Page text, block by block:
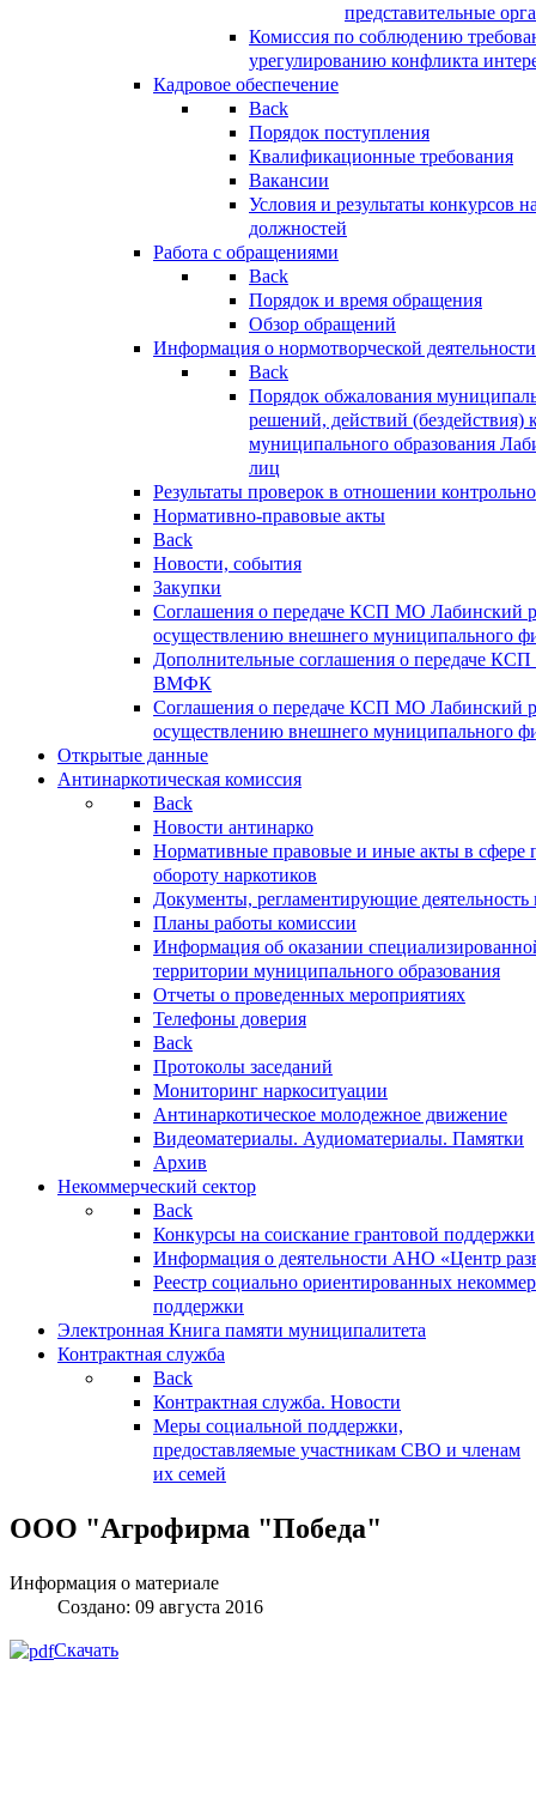
представительные
Комиссия по соблюдению
урегулированию конфликта
Кадровое обеспечение
Back
Порядок поступления
Квалификационные требования
Вакансии
Условия и результаты конкурсов
должностей
Работа с обращениями
Back
Порядок и время обращения
Обзор обращений
Информация о нормотворческой деятельности
Back
Порядок обжалования
решений, действий (бездействия)
муниципального образования
лиц
Результаты проверок в отношении
Нормативно-правовые акты
Back
Новости, события
Закупки
Соглашения о передаче КСП МО Лабинский
осуществлению внешнего муниципального
Дополнительные соглашения о передаче
ВМФК
Соглашения о передаче КСП МО Лабинский
осуществлению внешнего муниципального
Открытые данные
Антинаркотическая комиссия
Back
Новости антинарко
Нормативные правовые и иные акты в сфере
обороту наркотиков
Документы, регламентирующие деятельность
Планы работы комиссии
Информация об оказании
территории муниципального образования
Отчеты о проведенных мероприятиях
Телефоны доверия
Back
Протоколы заседаний
Мониторинг наркоситуации
Антинаркотическое молодежное движение
Видеоматериалы. Аудиоматериалы. Памятки
Архив
Некоммерческий сектор
Back
Конкурсы на соискание грантовой поддержки
Информация о деятельности АНО «Центр
Реестр социально ориентированных
поддержки
Электронная Книга памяти муниципалитета
Контрактная служба
Back
Контрактная служба. Новости
Меры социальной поддержки,
предоставляемые участникам СВО и членам
их семей
ООО "Агрофирма "Победа"
Информация о материале
Создано: 09 августа 2016
Скачать